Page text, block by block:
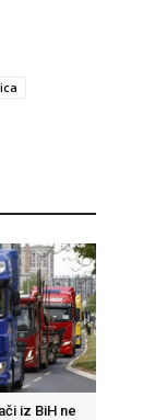
iz BiH ne